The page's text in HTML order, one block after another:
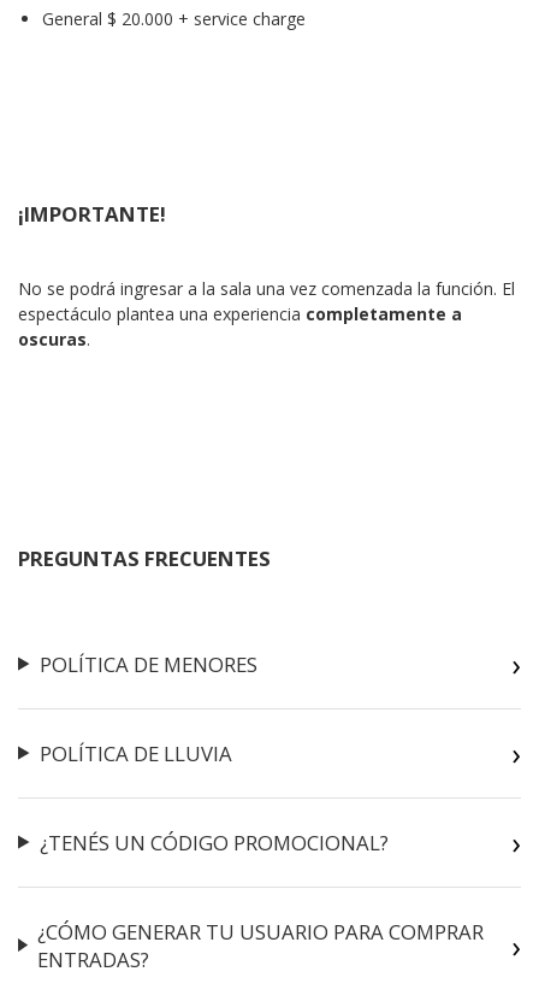
General $ 20.000 + service charge
¡IMPORTANTE!
No se podrá ingresar a la sala una vez comenzada la función. El
espectáculo plantea una experiencia completamente a
oscuras.
PREGUNTAS FRECUENTES
POLÍTICA DE MENORES
POLÍTICA DE LLUVIA
¿TENÉS UN CÓDIGO PROMOCIONAL?
¿CÓMO GENERAR TU USUARIO PARA COMPRAR
ENTRADAS?